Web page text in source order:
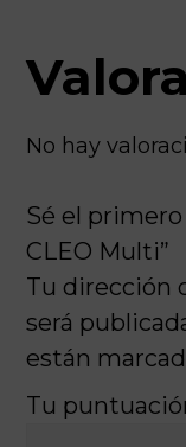
No hay
Sé el primero
CLEO Multi”
Tu dirección
será
están
Tu